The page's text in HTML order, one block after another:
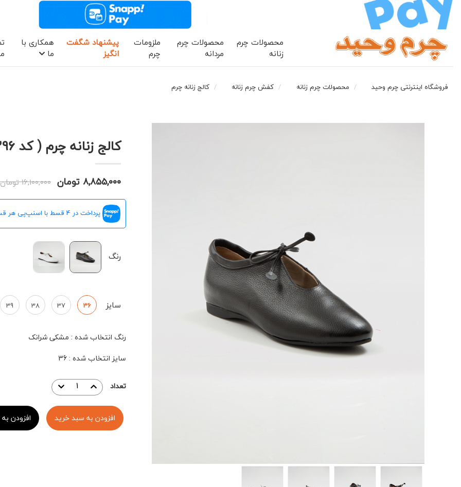
محصولات چرم
زنانه
محصولات چرم
مردانه
ملزومات
چرم
پیشنهاد شگفت
انگیز
همکاری با
ما
فروشگاه اینترنتی چرم وحید محصولات چرم زنانه کفش چرم زنانه کالج زنانه چرم
کالج زنانه چرم ( کد 9296)
۸,۸۵۵,۰۰۰ تومان ۱۶,۱۰۰,۰۰۰ تومان
پرداخت در 4 قسط با اسنپ‌پی هر قسط
رنگ
سایز 36
37
38
39
رنگ انتخاب شده : مشکی شرانک
سایز انتخاب شده :
36
تعداد
افزودن به سبد خرید افزودن